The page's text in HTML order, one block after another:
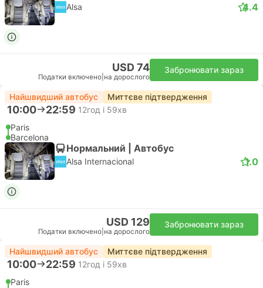
Alsa 4.4
USD 74
Податки включено на дорослого
Забронювати зараз
Найшвидший автобус Миттєве підтвердження
10:00 22:59 12год і 59хв
Paris
Barcelona
Нормальний | Автобус
Alsa Internacional 1.0
USD 129
Податки включено на дорослого
Забронювати зараз
Найшвидший автобус Миттєве підтвердження
10:00 22:59 12год і 59хв
Paris